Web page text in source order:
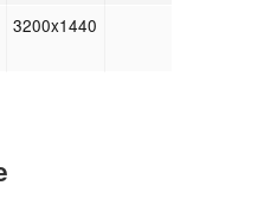
3200x1440